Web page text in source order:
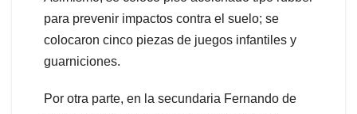
para prevenir impactos contra el suelo; se
colocaron cinco piezas de juegos infantiles y
guarniciones.
Por otra parte, en la secundaria Fernando de